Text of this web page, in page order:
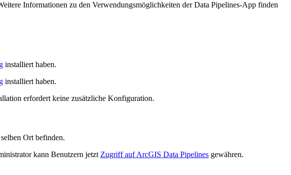
Informationen zu den Verwendungsmöglichkeiten der Data Pipelines-App finden
installiert haben.
installiert haben.
erfordert keine zusätzliche Konfiguration.
Ort befinden.
kann Benutzern jetzt Zugriff auf ArcGIS Data Pipelines gewähren.